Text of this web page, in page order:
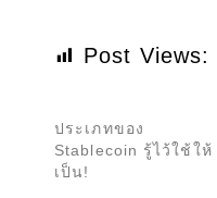
Post Views:
ประเภทของ
Stablecoin รู้ไว้ใช้ให้
เป็น!